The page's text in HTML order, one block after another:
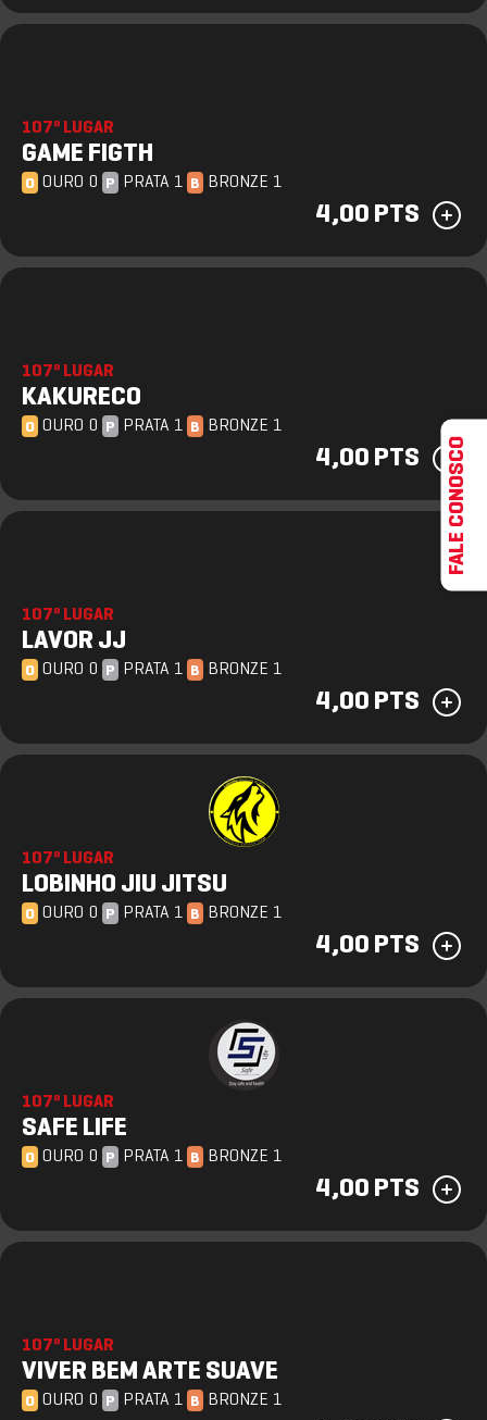
107º LUGAR
GAME FIGTH
O OURO 0 P PRATA 1 B BRONZE 1
4,00 PTS
107º LUGAR
KAKURECO
O OURO 0 P PRATA 1 B BRONZE 1
4,00 PTS
107º LUGAR
LAVOR JJ
O OURO 0 P PRATA 1 B BRONZE 1
4,00 PTS
107º LUGAR
LOBINHO JIU JITSU
O OURO 0 P PRATA 1 B BRONZE 1
4,00 PTS
107º LUGAR
SAFE LIFE
O OURO 0 P PRATA 1 B BRONZE 1
4,00 PTS
107º LUGAR
VIVER BEM ARTE SUAVE
O OURO 0 P PRATA 1 B BRONZE 1
FALE CONOSCO